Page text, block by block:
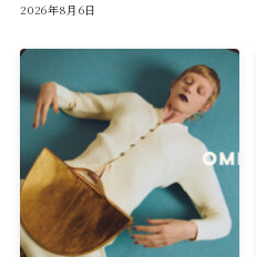
2026年8月6日